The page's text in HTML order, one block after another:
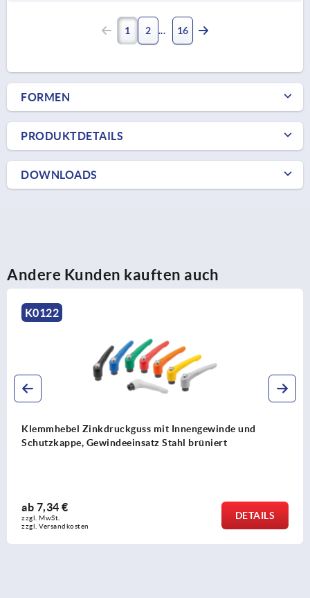
1 2 16
FORMEN
PRODUKTDETAILS
DOWNLOADS
Andere Kunden kauften auch
und
brüniert
Klemmhebel Stahl mit
Stahl brüniert
zzgl. Versandkosten